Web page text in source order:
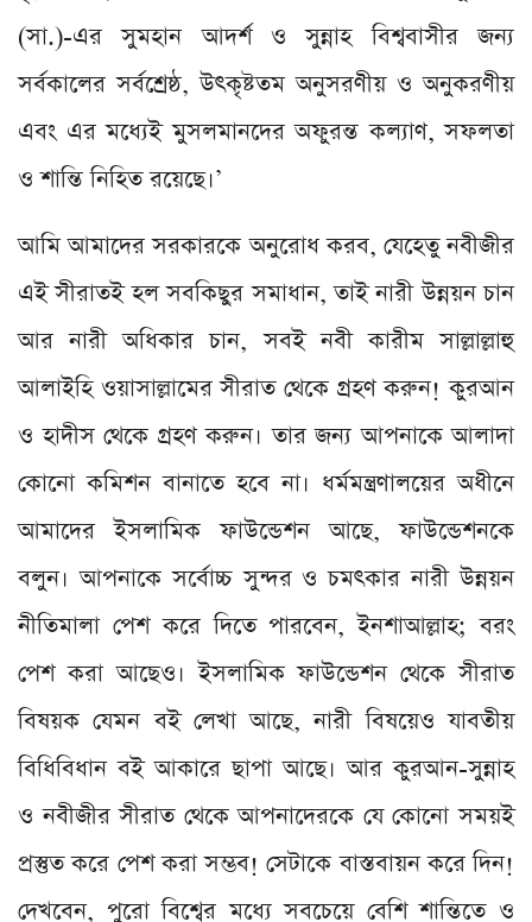
(সা.)-এর সুমহান আদর্শ ও সুন্নাহ বিশ্ববাসীর জন্য
সর্বকালের সর্বশ্রেষ্ঠ, উৎকৃষ্টতম অনুসরণীয় ও অনুকরণীয়
এবং এর মধ্যেই মুসলমানদের অফুরন্ত কল্যাণ, সফলতা
ও শান্তি নিহিত রয়েছে।’
আমি আমাদের সরকারকে অনুরোধ করব, যেহেতু নবীজীর
এই সীরাতই হল সবকিছুর সমাধান, তাই নারী উন্নয়ন চান
আর নারী অধিকার চান, সবই নবী কারীম সাল্লাল্লাহু
আলাইহি ওয়াসাল্লামের সীরাত থেকে গ্রহণ করুন! কুরআন
ও হাদীস থেকে গ্রহণ করুন। তার জন্য আপনাকে আলাদা
কোনো কমিশন বানাতে হবে না। ধর্মমন্ত্রণালয়ের অধীনে
আমাদের ইসলামিক ফাউন্ডেশন আছে, ফাউন্ডেশনকে
বলুন। আপনাকে সর্বোচ্চ সুন্দর ও চমৎকার নারী উন্নয়ন
নীতিমালা পেশ করে দিতে পারবেন, ইনশাআল্লাহ; বরং
পেশ করা আছেও। ইসলামিক ফাউন্ডেশন থেকে সীরাত
বিষয়ক যেমন বই লেখা আছে, নারী বিষয়েও যাবতীয়
বিধিবিধান বই আকারে ছাপা আছে। আর কুরআন-সুন্নাহ
ও নবীজীর সীরাত থেকে আপনাদেরকে যে কোনো সময়ই
প্রস্তুত করে পেশ করা সম্ভব! সেটাকে বাস্তবায়ন করে দিন!
দেখবেন, পুরো বিশ্বের মধ্যে সবচেয়ে বেশি শান্তিতে ও